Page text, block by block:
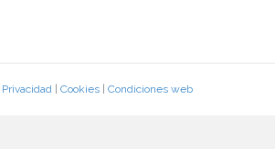
| Cookies| Condiciones web